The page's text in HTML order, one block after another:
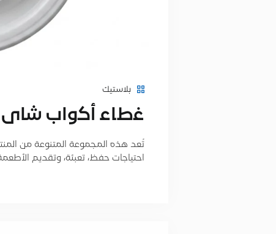
بلاستيك
ﻏطﺎء أﻛواب ﺷﺎى
تُعد هذه المجموعة المتنوعة من
احتياجات حفظ، تعبئة، وتقديم